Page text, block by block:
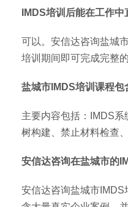
IMDS培训后能在工作中
可以。安信达咨询盐城
培训期间即可完成完整
盐城市IMDS培训课程包
主要内容包括：IMDS
树构建、禁止材料检查
安信达咨询在盐城市的
安信达咨询盐城市